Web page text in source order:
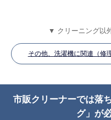
▼ クリーニング以
その他、洗濯機に関連（修
市販クリーナーでは落
グ」が